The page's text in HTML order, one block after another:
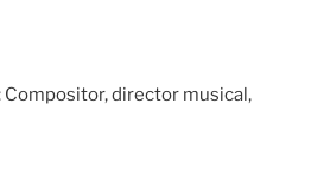
Compositor, director musical,